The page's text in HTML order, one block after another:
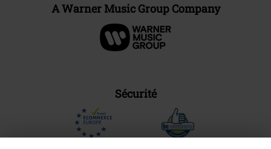
A Warner Music Group Company
Sécurité